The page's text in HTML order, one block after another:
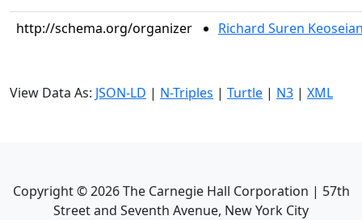
http://schema.org/organizer Richard Suren
View Data As: JSON-LD | N-Triples | Turtle | N3 | XML
Copyright ©2026The Carnegie Hall Corporation | 57th
Street and Seventh Avenue, New York City